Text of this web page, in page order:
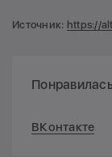
Источник: https://
ВКонтакте